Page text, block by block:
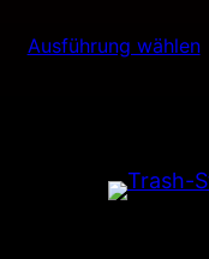
Ausführung wählen